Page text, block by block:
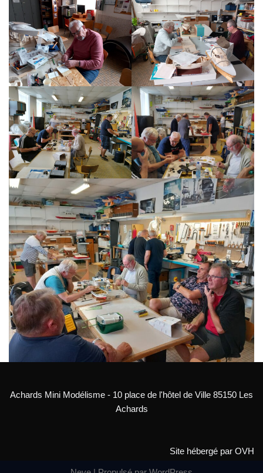
Achards Mini Modélisme - 10 place de l'hôtel de Ville 85150 Les
Achards
Site hébergé par OVH